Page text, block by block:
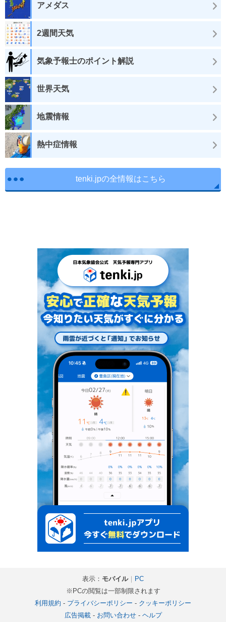
アメダス
2週間天気
気象予報士のポイント解説
世界天気
地震情報
熱中症情報
tenki.jpの全情報はこちら
表示： モバイル｜ PC
※PCの閲覧は一部制限されます
利用規約 - プライバシーポリシー - クッキーポリシー
広告掲載- お問い合わせ- ヘルプ